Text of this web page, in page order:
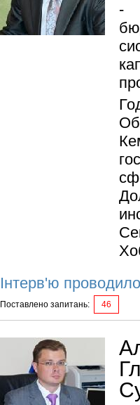
-
Інтерв'ю
Поставлено запитань: 46